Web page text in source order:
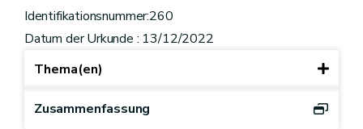
Identifikationsnummer:260
Datum der Urkunde : 13/12/2022
Thema(en)
Zusammenfassung